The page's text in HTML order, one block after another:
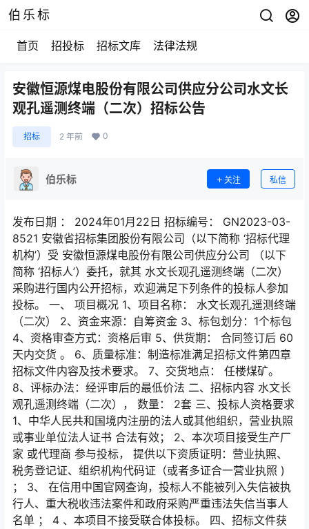
伯乐标
首页 招投标 招标文库 法律法规
安徽恒源煤电股份有限公司供应分公司水文长
观孔遥测终端（二次）招标公告
招标 2 年前 0
伯乐标 关注 私信
发布日期 ： 2024年01月22日 招标编号： GN2023-03-
8521 安徽省招标集团股份有限公司（以下简称 ‘招标代理
机构’）受 安徽恒源煤电股份有限公司供应分公司 （以下
简称 ‘招标人’）委托，就其 水文长观孔遥测终端（二次）
采购进行国内公开招标，欢迎满足下列条件的投标人参加
投标。 一、 项目概况 1、项目名称： 水文长观孔遥测终端
（二次） 2、资金来源：自筹资金 3、标包划分：1个标包
4、资格审查方式：资格后审 5、供货期： 合同签订后 60
天内交货 。 6、质量标准：制造标准满足招标文件第四章
招标文件内容及技术要求。 7、交货地点： 任楼煤矿。
8、评标办法：经评审后的最低价法 二、招标内容 水文长
观孔遥测终端（二次）， 数量： 2套 三、投标人资格要求
1、中华人民共和国境内注册的法人或其他组织，营业执照
或事业单位法人证书 合法有效； 2、本次项目接受生产厂
家 或代理商 参与投标， 提供以下资质证明：营业执照、
税务登记证、组织机构代码证（或者多证合一营业执照 )
； 3、 在信用中国官网查询，投标人不能被列入失信被执
行人、重大税收违法案件和政府采购严重违法失信当事人
名单 ； 4 、本项目不接受联合体投标。 四、招标文件获